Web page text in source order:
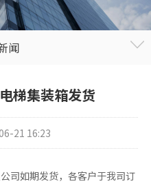
闻
梯集装箱发货
21 16:23
司如期发货，各客户于我司订